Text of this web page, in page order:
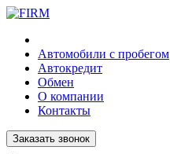
Автомобили с пробегом
Автокредит
Обмен
О компании
Контакты
Заказать звонок